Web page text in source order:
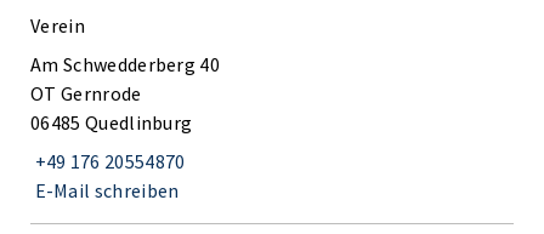
Verein
Am Schwedderberg 40
OT Gernrode
06485 Quedlinburg
+49 176 20554870
E-Mail schreiben